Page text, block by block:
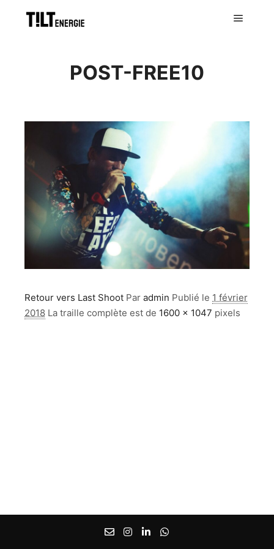
POST-FREE10
Retour vers Last Shoot Par admin Publié le 1 février
2018 La traille complète est de 1600 × 1047 pixels